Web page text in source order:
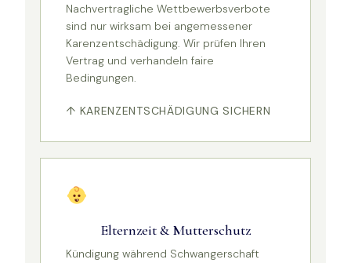
Nachvertragliche Wettbewerbsverbote
sind nur wirksam bei angemessener
Karenzentschädigung. Wir prüfen Ihren
Vertrag und verhandeln faire
Bedingungen.
↑ KARENZENTSCHÄDIGUNG SICHERN
Elternzeit & Mutterschutz
Kündigung während Schwangerschaft